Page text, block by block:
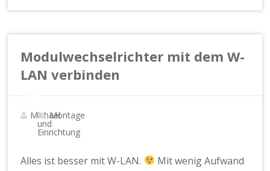
Modulwechselrichter mit dem W-
LAN verbinden
MichaelMontage
und
Einrichtung
Alles ist besser mit W-LAN.
Mit wenig Aufwand